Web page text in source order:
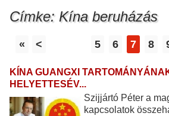
Címke: Kína beruházás
« < 5 6 7 8
KÍNA GUANGXI
HELYETTESÉV...
Szijjártó Péter a
kapcsolatok